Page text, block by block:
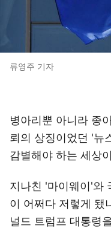
류영주 기자
병아리뿐 아니라 종
뢰의 상징이었던 '뉴
감별해야 하는 세상
지나친 '마이웨이'와
이 어쩌다 저렇게 됐
널드 트럼프 대통령